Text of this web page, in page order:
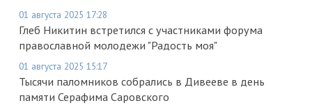
01 августа 2025 17:28
Глеб Никитин встретился с участниками форума
православной молодежи "Радость моя"
01 августа 2025 15:17
Тысячи паломников собрались в Дивееве в день
памяти Серафима Саровского